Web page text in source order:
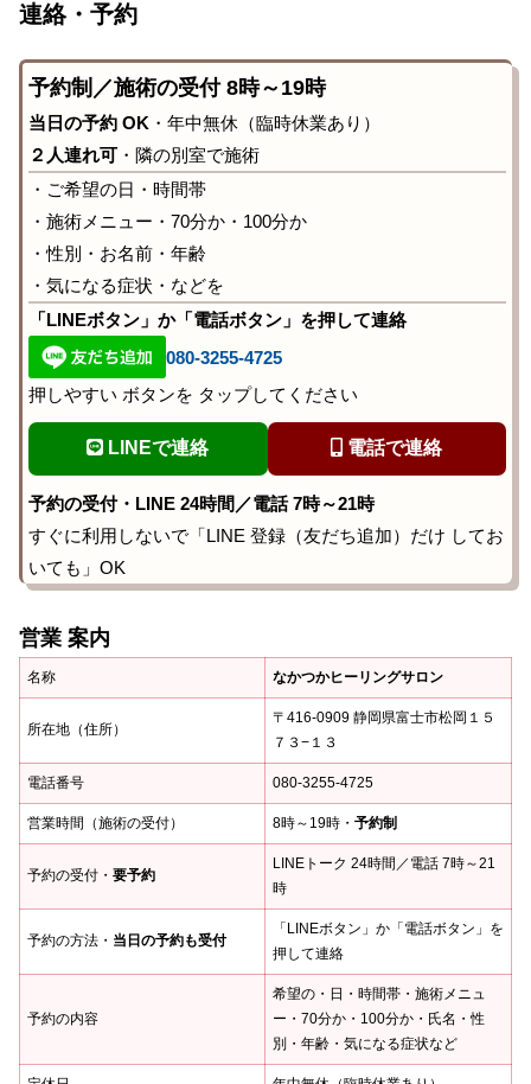
連絡・予約
予約制／施術の受付 8時～19時
当日の予約 OK ・年中無休（臨時休業あり）
２人連れ可 ・隣の別室で施術
・ご希望の日・時間帯
・施術メニュー・70分か・100分か
・性別・お名前・年齢
・気になる症状・などを
「LINEボタン」か「電話ボタン」を押して連絡
080-3255-4725
押しやすい ボタンを タップしてください
LINEで連絡 電話で連絡
予約の受付・LINE 24時間／電話 7時～21時
すぐに利用しないで「LINE 登録（友だち追加）だけ してお
いても」OK
営業 案内
名称 なかつかヒーリングサロン
所在地（住所）
〒416-0909 静岡県富士市松岡１５
７３−１３
電話番号 080-3255-4725
営業時間（施術の受付） 8時～19時・ 予約制
予約の受付・ 要予約
LINEトーク 24時間／電話 7時～21
時
予約の方法・ 当日の予約も受付
「LINEボタン」か「電話ボタン」を
押して連絡
予約の内容
希望の・日・時間帯・施術メニュ
ー・70分か・100分か・氏名・性
別・年齢・気になる症状など